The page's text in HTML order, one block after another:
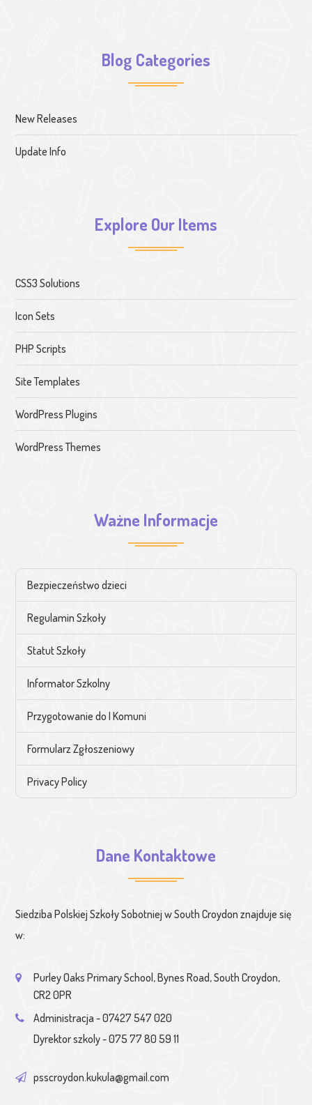
Blog Categories
New Releases
Update Info
Explore Our Items
CSS3 Solutions
Icon Sets
PHP Scripts
Site Templates
WordPress Plugins
WordPress Themes
Ważne Informacje
Bezpieczeństwo dzieci
Regulamin Szkoły
Statut Szkoły
Informator Szkolny
Przygotowanie do I Komuni
Formularz Zgłoszeniowy
Privacy Policy
Dane Kontaktowe
Siedziba Polskiej Szkoły Sobotniej w South Croydon znajduje się
w:
Purley Oaks Primary School, Bynes Road, South Croydon,
CR2 0PR
Administracja - 07427 547 020
Dyrektor szkoly - 075 77 80 59 11
psscroydon.kukula@gmail.com